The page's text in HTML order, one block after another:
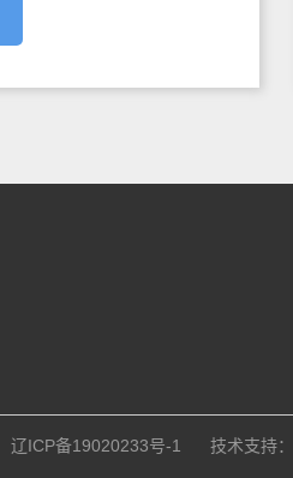
辽ICP备19020233号-1 技术支持：